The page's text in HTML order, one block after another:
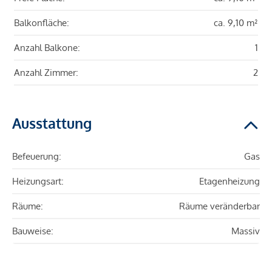
Balkonfläche: ca. 9,10 m²
Anzahl Balkone: 1
Anzahl Zimmer: 2
Ausstattung
Befeuerung: Gas
Heizungsart: Etagenheizung
Räume: Räume veränderbar
Bauweise: Massiv